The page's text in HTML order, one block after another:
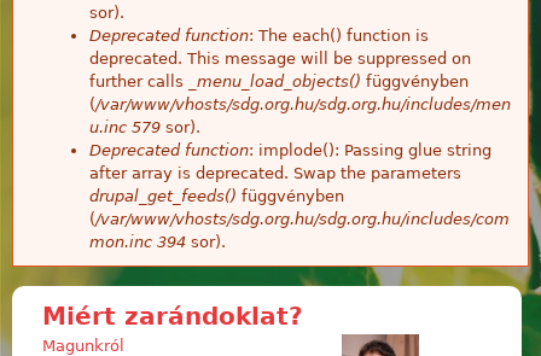
sor).
Deprecated function: The each() function is
deprecated. This message will be suppressed on
further calls
_menu_load_objects() függvényben
(/var/www/vhosts/sdg.org.hu/sdg.org.hu/includes/men
u.inc 579 sor).
Deprecated function: implode(): Passing glue string
after array is deprecated. Swap the parameters
drupal_get_feeds() függvényben
(/var/www/vhosts/sdg.org.hu/sdg.org.hu/includes/com
mon.inc 394 sor).
Miért zarándoklat?
Magunkról